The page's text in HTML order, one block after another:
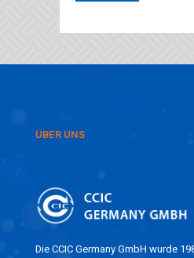
ÜBER UNS
Die CCIC Germany GmbH wurde